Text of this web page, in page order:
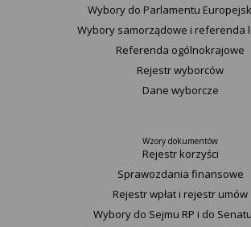
Wybory do Parlamentu
Wybory samorządowe i referenda
Referenda ogólnokrajowe
Rejestr wyborców
Dane wyborcze
Wzory dokumentów
Rejestr korzyści
Sprawozdania finansowe
Rejestr wpłat i rejestr umów
Wybory do Sejmu RP i do